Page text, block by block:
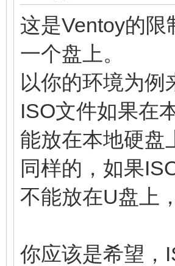
这是Ventoy的限
一个盘上。
以你的环境为例
ISO文件如果在
能放在本地硬盘
同样的，如果
不能放在U盘上
你应该是希望，